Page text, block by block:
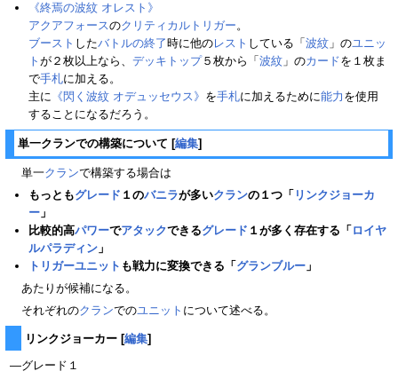
《終焉の波紋 オレスト》
アクアフォースのクリティカルトリガー。
ブースト したバトルの終了時に他のレスト している「 波紋 」のユニッ
ト が２枚以上なら、 デッキトップ５枚から「 波紋 」のカードを１枚ま
で手札に加える。
主に 《閃く波紋 オデュッセウス》 を手札に加えるために能力 を使用
することになるだろう。
単一クランでの構築について [編集]
単一クランで構築する場合は
もっともグレード １のバニラが多いクランの１つ「 リンクジョーカ
ー 」
比較的高パワーでアタックできるグレード １が多く存在する「 ロイヤ
ルパラディン 」
トリガーユニット も戦力に変換できる「 グランブルー 」
あたりが候補になる。
それぞれのクランでのユニット について述べる。
リンクジョーカー [編集]
―グレード１